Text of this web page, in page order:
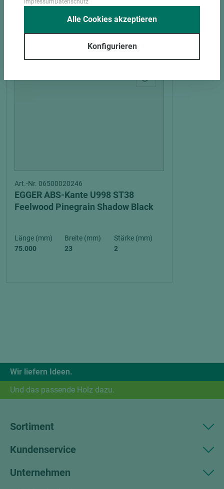
PASSENDES ZUBEHÖR
Art.-Nr. 06500020246
EGGER ABS-Kante U998 ST38
Feelwood Pinegrain Shadow Black
Länge (mm)
75.000
Breite (mm)
23
Stärke (mm)
2
Wir liefern Ideen.
Und das passende Holz dazu.
Sortiment
Kundenservice
Unternehmen
Konfigurieren
Alle Cookies akzeptieren